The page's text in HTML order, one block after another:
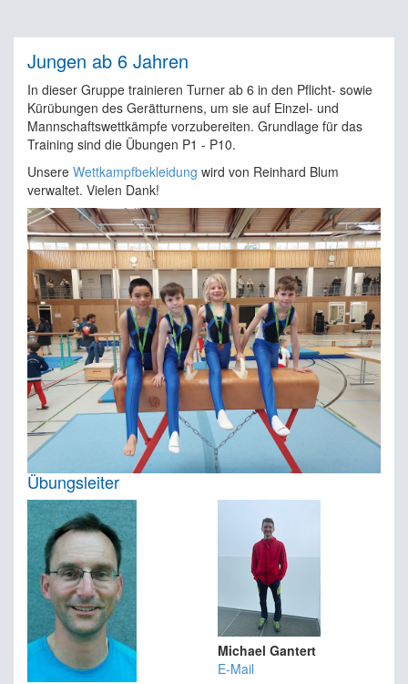
Jungen ab 6 Jahren
In dieser Gruppe trainieren Turner ab 6 in den Pflicht- sowie
Kürübungen des Gerätturnens, um sie auf Einzel- und
Mannschaftswettkämpfe vorzubereiten. Grundlage für das
Training sind die Übungen P1 - P10.
Unsere Wettkampfbekleidung wird von Reinhard Blum
verwaltet. Vielen Dank!
Übungsleiter
Michael Gantert
E-Mail